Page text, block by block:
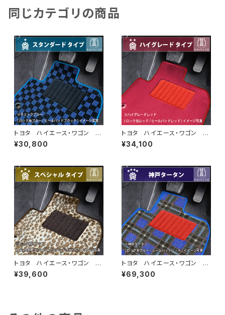
同じカテゴリの商品
トヨタ ハイエース・ワゴン H1
6/8〜 200系 10人乗 フロ
アマット一式 カーマット スタ
¥30,800
トヨタ ハイエース・ワゴン H1
6/8〜 200系 10人乗 フロ
アマット一式 カーマット ハイ
¥34,100
トヨタ ハイエース・ワゴン H1
6/8〜 200系 10人乗 フロ
アマット一式 カーマット スペ
¥39,600
トヨタ ハイエース・ワゴン H1
6/8〜 200系 10人乗 フロ
アマット一式 カーマット 神戸
¥69,300